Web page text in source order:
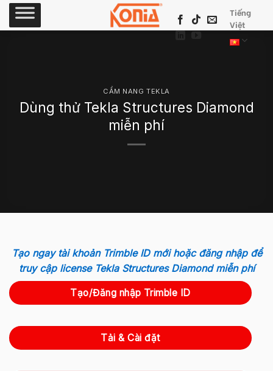
Skip
Tiếng
Việt
CẨM NANG TEKLA
Dùng thử Tekla Structures Diamond
miễn phí
Tạo ngay tài khoản Trimble ID mới hoặc đăng nhập để
truy cập license Tekla Structures Diamond miễn phí
Tạo/Đăng nhập Trimble ID
Tải & Cài đặt